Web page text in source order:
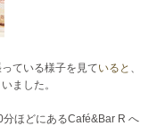
ている様子を見ていると 、
ました。
ほどにあるCafé&Bar R へ